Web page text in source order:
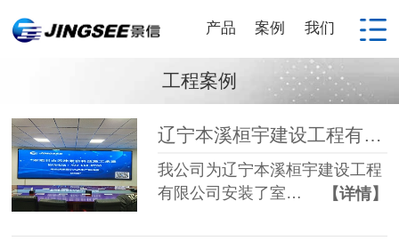
产品 案例 我们
工程案例
辽宁本溪桓宇建设工程有限公司全彩P1.86 LED显示屏
我公司为辽宁本溪桓宇建设工程
有限公司安装了室…
【详情】